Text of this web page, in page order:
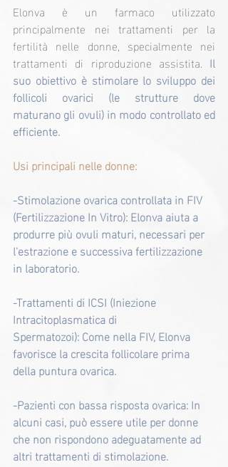
Elonva è un farmaco utilizzato
principalmente nei trattamenti per la
fertilità nelle donne, specialmente nei
trattamenti di riproduzione assistita. Il
suo obiettivo è stimolare lo sviluppo dei
follicoli ovarici (le strutture dove
maturano gli ovuli) in modo controllato ed
efficiente.
Usi principali nelle donne:
-Stimolazione ovarica controllata in FIV
(Fertilizzazione In Vitro): Elonva aiuta a
produrre più ovuli maturi, necessari per
l'estrazione e successiva fertilizzazione
in laboratorio.
-Trattamenti di ICSI (Iniezione
Intracitoplasmatica di
Spermatozoi): Come nella FIV, Elonva
favorisce la crescita follicolare prima
della puntura ovarica.
-Pazienti con bassa risposta ovarica: In
alcuni casi, può essere utile per donne
che non rispondono adeguatamente ad
altri trattamenti di stimolazione.